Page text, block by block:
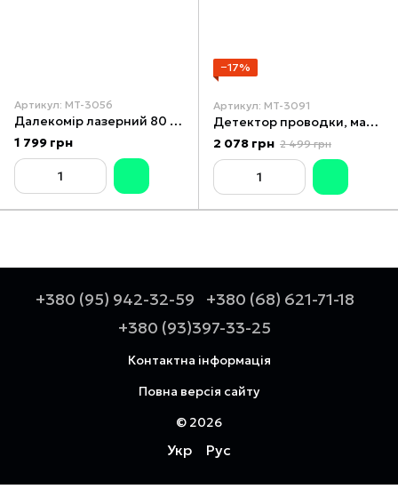
Артикул: MT-3056
Далекомір лазерний 80 м INTERTOOL МТ-3056
1 799 грн
−17%
Артикул: MT-3091
Детектор проводки, макс. глибина 10см, кольоровий дисплей INTERTOOL МТ-3091
2 078 грн 2 499 грн
+380 (95) 942-32-59
+380 (68) 621-71-18
+380 (93)397-33-25
Контактна інформація
Повна версія сайту
© 2026
Укр Рус